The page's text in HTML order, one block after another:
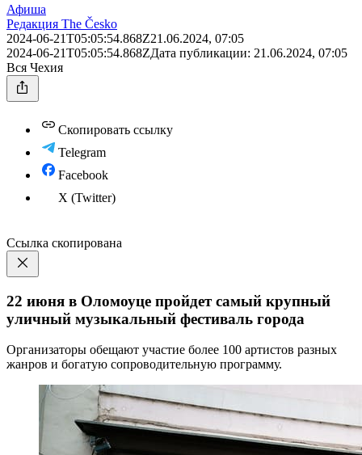
Афиша
Редакция The Česko
2024-06-21T05:05:54.868Z21.06.2024, 07:05
2024-06-21T05:05:54.868ZДата публикации: 21.06.2024, 07:05
Вся Чехия
Скопировать ссылку
Telegram
Facebook
X (Twitter)
Ссылка скопирована
22 июня в Оломоуце пройдет самый крупный
уличный музыкальный фестиваль города
Организаторы обещают участие более 100 артистов разных
жанров и богатую сопроводительную программу.